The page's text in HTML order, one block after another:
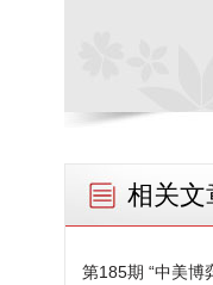
相关文
第185期 “中美博